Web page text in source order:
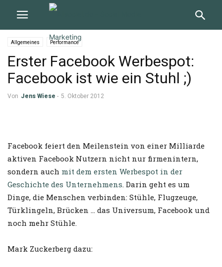
Allgemeines Performance
Erster Facebook Werbespot:
Facebook ist wie ein Stuhl ;)
Von Jens Wiese - 5. Oktober 2012
Facebook feiert den Meilenstein von einer Milliarde
aktiven Facebook Nutzern nicht nur firmenintern,
sondern auch mit dem ersten Werbespot in der
Geschichte des Unternehmens. Darin geht es um
Dinge, die Menschen verbinden: Stühle, Flugzeuge,
Türklingeln, Brücken … das Universum, Facebook und
noch mehr Stühle.
Mark Zuckerberg dazu: